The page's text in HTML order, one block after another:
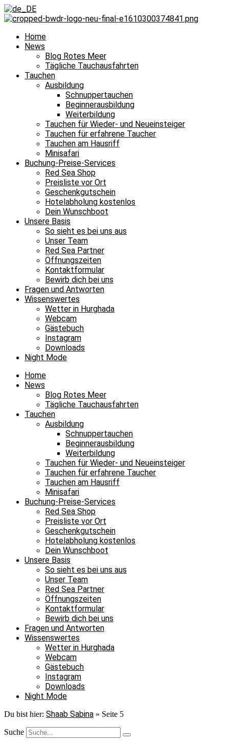
Home
News
Blog Rotes Meer
Tägliche Tauchausfahrten
Tauchen
Ausbildung
Schnuppertauchen
Beginnerausbildung
Weiterbildung
Tauchen für Wieder- und Neueinsteiger
Tauchen für erfahrene Taucher
Tauchen am Hausriff
Minisafari
Buchung-Preise-Services
Red Sea Shop
Preisliste vor Ort
Geschenkgutschein
Hotelabholung kostenlos
Dein Wunschboot
Unsere Basis
So sieht es bei uns aus
Unser Team
Red Sea Partner
Öffnungszeiten
Kontaktformular
Bewirb dich bei uns
Fragen und Antworten
Wissenswertes
Wetter in Hurghada
Webcam
Gästebuch
Instagram
Downloads
Night Mode
Home
News
Blog Rotes Meer
Tägliche Tauchausfahrten
Tauchen
Ausbildung
Schnuppertauchen
Beginnerausbildung
Weiterbildung
Tauchen für Wieder- und Neueinsteiger
Tauchen für erfahrene Taucher
Tauchen am Hausriff
Minisafari
Buchung-Preise-Services
Red Sea Shop
Preisliste vor Ort
Geschenkgutschein
Hotelabholung kostenlos
Dein Wunschboot
Unsere Basis
So sieht es bei uns aus
Unser Team
Red Sea Partner
Öffnungszeiten
Kontaktformular
Bewirb dich bei uns
Fragen und Antworten
Wissenswertes
Wetter in Hurghada
Webcam
Gästebuch
Instagram
Downloads
Night Mode
Du bist hier: Shaab Sabina » Seite 5
Suche